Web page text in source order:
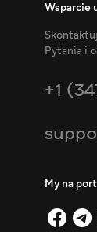
Wsparcie
Pytania i
+1
My na